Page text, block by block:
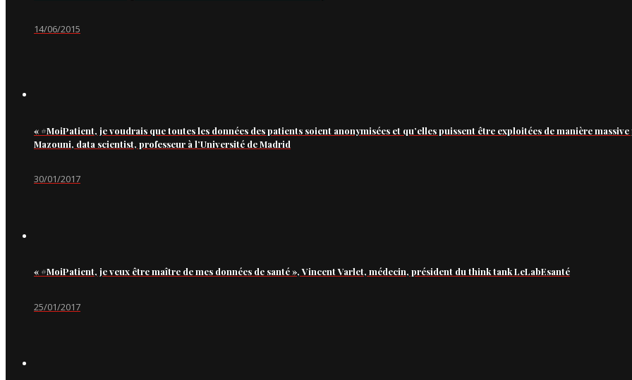
14/06/2015
« #MoiPatient, je voudrais que toutes les données des patients soient anonymisées et qu’elles puissent être exploitées de manière
Mazouni, data scientist, professeur à l’Université de Madrid
30/01/2017
« #MoiPatient, je veux être maître de mes données de santé », Vincent Varlet, médecin, président du think tank LeLabEsanté
25/01/2017